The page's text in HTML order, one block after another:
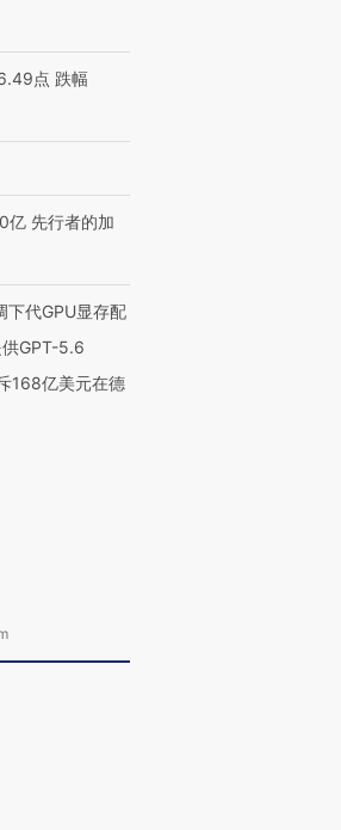
点 跌幅
亿 先行者的加
下代GPU显存配
GPT-5.6
168亿美元在德